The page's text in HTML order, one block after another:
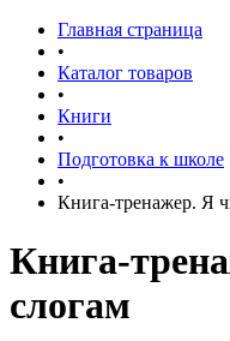
Главная страница
•
Каталог товаров
•
Книги
•
Подготовка к школе
•
Книга-тренажер. Я
Книга-
слогам